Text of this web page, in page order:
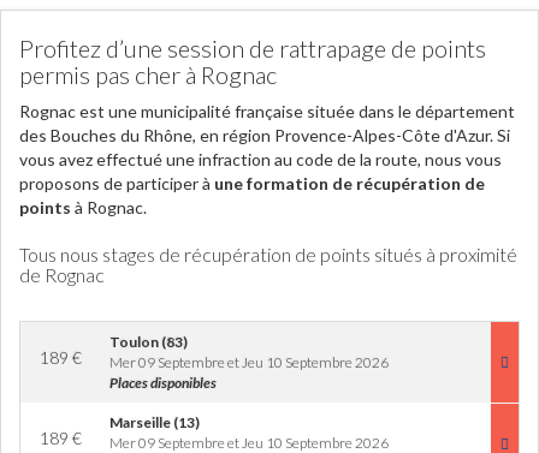
Profitez d’une session de rattrapage de points
permis pas cher à Rognac
Rognac est une municipalité française située dans le département
des Bouches du Rhône, en région Provence-Alpes-Côte d'Azur. Si
vous avez effectué une infraction au code de la route, nous vous
proposons de participer à une formation de récupération de
points à Rognac.
Tous nous stages de récupération de points situés à proximité
de Rognac
189 €
Toulon (83)
Mer 09 Septembre et Jeu 10 Septembre 2026
Places disponibles
189 €
Marseille (13)
Mer 09 Septembre et Jeu 10 Septembre 2026